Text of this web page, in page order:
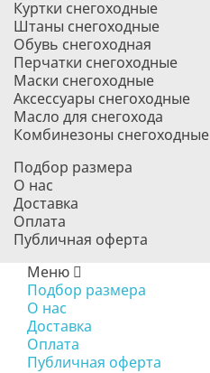
Куртки снегоходные
Штаны снегоходные
Обувь снегоходная
Перчатки снегоходные
Маски снегоходные
Аксессуары снегоходные
Масло для снегохода
Комбинезоны снегоходные
Подбор размера
О нас
Доставка
Оплата
Публичная оферта
Меню
Подбор размера
О нас
Доставка
Оплата
Публичная оферта